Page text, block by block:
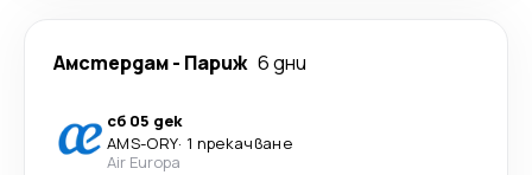
Амстердам- Париж 6 дни
сб 05 дек
AMS-ORY· 1 прекачване
Air Europa